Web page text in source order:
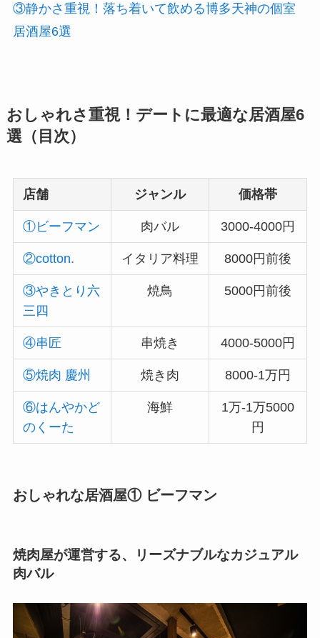
③静かさ重視！落ち着いて飲める博多天神の個室
居酒屋6選
おしゃれさ重視！デートに最適な居酒屋6
選（目次）
店舗 ジャンル 価格帯
①ビーフマン 肉バル 3000-4000円
②cotton. イタリア料理 8000円前後
③やきとり六
三四
焼鳥 5000円前後
④串匠 串焼き 4000-5000円
⑤焼肉 慶州 焼き肉 8000-1万円
⑥はんやかど
のくーた
海鮮
1万-1万5000
円
おしゃれな居酒屋① ビーフマン
焼肉屋が運営する、リーズナブルなカジュアル
肉バル